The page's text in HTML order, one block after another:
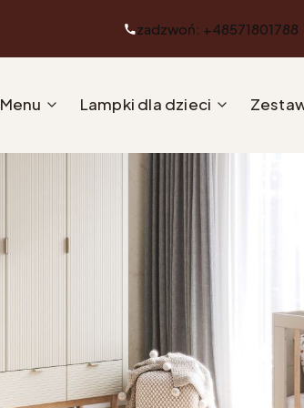
zadzwoń: +48571801788
Menu Lampki dla dzieci